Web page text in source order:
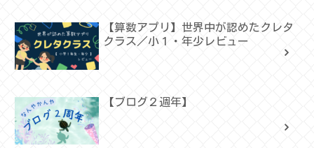
【算数アプリ】世界中が認めたクレタ
クラス／小１・年少レビュー
【ブログ２週年】